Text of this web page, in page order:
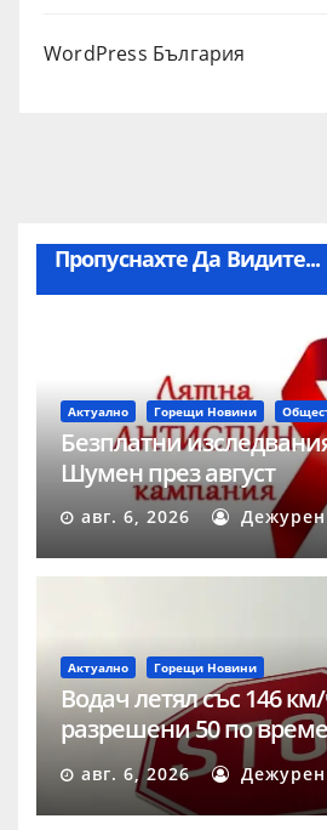
WordPress България
Пропуснахте Да Видите...
Актуално Горещи Новини
Безплатни
Шумен през август
авг. 6, 2026
Актуално Горещи Новини
Водач летял със 146
разрешени 50 по
„Скорост“ в Шумен
авг. 6, 2026